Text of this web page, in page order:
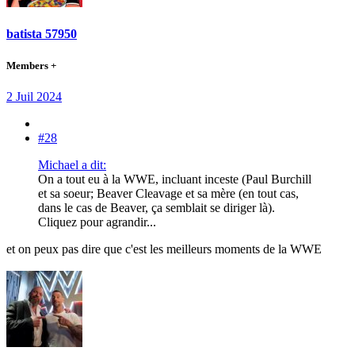
batista 57950
Members +
2 Juil 2024
#28
Michael a dit:
On a tout eu à la WWE, incluant inceste (Paul Burchill
et sa soeur; Beaver Cleavage et sa mère (en tout cas,
dans le cas de Beaver, ça semblait se diriger là).
Cliquez pour agrandir...
et on peux pas dire que c'est les meilleurs moments de la WWE